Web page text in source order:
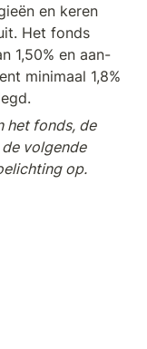
en keren
Het fonds
1,50% en aan-
minimaal 1,8%
het fonds, de
volgende
op.